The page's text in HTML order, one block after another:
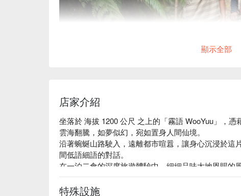
沿著泰雅獵徑前行，穿越霧氣繚繞的古道，在山林間
地嚮導一同踏上這場尋根之旅，學習如何辨識獵徑、
深度連結。
✦ 活動亮點｜踏入獵人的夜行世界，學習辨識獵徑，
山羌與飛鼠的身影
顯示全部
店家介紹
坐落於 海拔 1200 公尺 之上的「霧語 WooYuu」，
雲海翻騰，如夢似幻，宛如置身人間仙境。
沿著蜿蜒山路駛入，遠離都市喧囂，讓身心沉浸於這
間低語細語的對話。
在一泊二食的深度旅遊體驗中，細細品味大地恩賜的
只是住宿，更是一場身心靈的療癒之旅。
特殊設施